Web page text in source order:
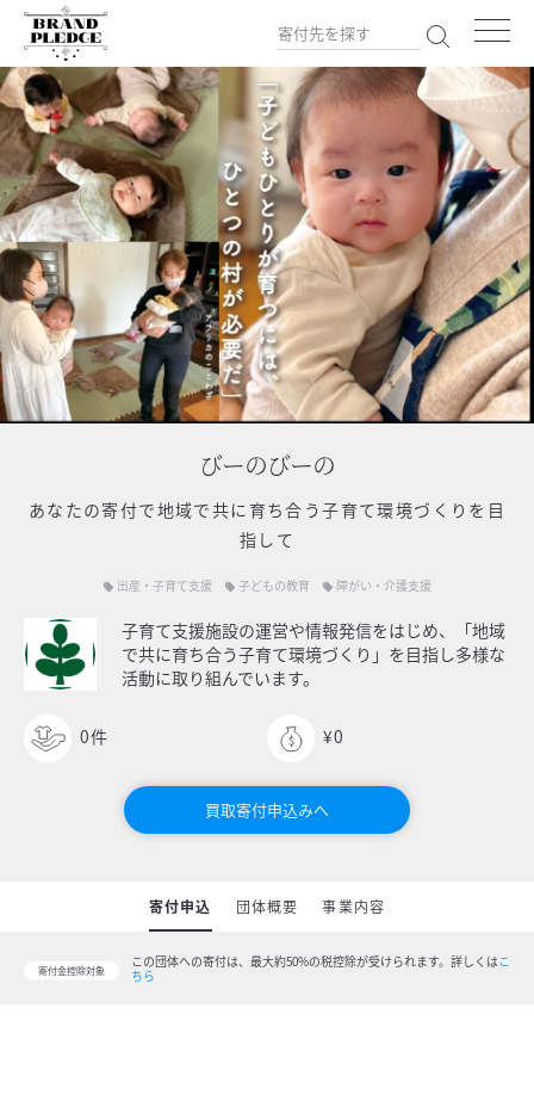
びーのびーの
あなたの寄付で地域で共に育ち合う子育て環境づくりを目
指して
local_offer 出産・子育て支援 local_offer 子どもの教育 local_offer 障がい・介護支援
子育て支援施設の運営や情報発信をはじめ、「地域
で共に育ち合う子育て環境づくり」を目指し多様な
活動に取り組んでいます。
0件 ¥0
買取寄付申込みへ
寄付申込 団体概要 事業内容
寄付金控除対象
この団体への寄付は、最大約50%の税控除が受けられます。 詳しくはこ
ちら